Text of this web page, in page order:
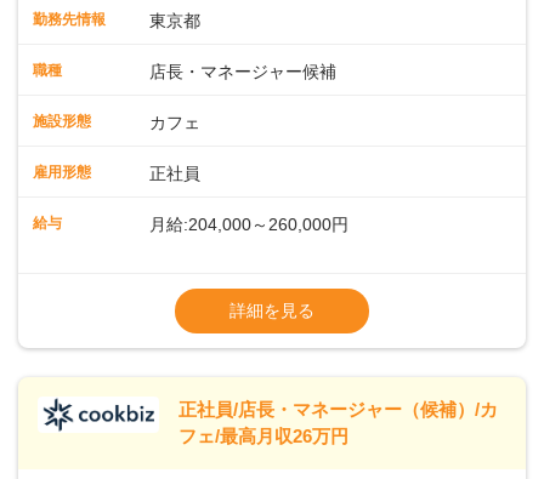
の抽出や各種ドリンクの作成お客様のご案内、レジ対応軽食
タートも安心 ◎サポート体制充実コーヒーの知識から接客マ
から40代まで幅広い年齢層が活躍しており、チームワークも
るので、スムーズに業務に馴染める環境です。「カフェの接
長として活躍を！接客業務になれたら、売上・シフト・在庫
一切無用♪一つひとつをしっかり伝えていきますので、無理の
ないペースで覚えていきましょう！さらにマネージャーへの
勤務先情報 東京都
職種 店長・マネージャー候補
施設形態 カフェ
雇用形態 正社員
給与 月給:204,000～260,000円
ます・東日本エリア：月給21万4000～27万
※経験・スキルを考慮の上、決定します。
※別途、残業代および各種手当あり
※試用期間なし
■店長職： ・西日本／月給26万7500円
詳細を見る
正社員/店長・マネージャー（候補）/カ
フェ/最高月収26万円